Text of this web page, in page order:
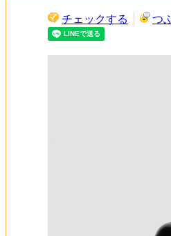
チェックする つ